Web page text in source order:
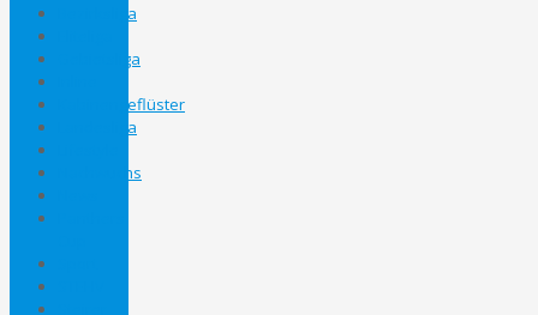
Bezirksliga
Gebietsliga
Kabinengeflüster
Landesliga
Nachwuchs